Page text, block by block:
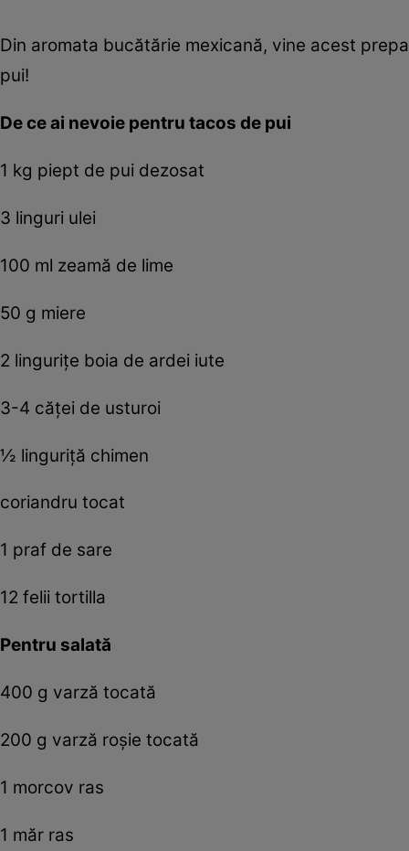
Din aromata bucătărie mexicană, vine acest
pui!
De ce ai nevoie pentru tacos de pui
1 kg piept de pui dezosat
3 linguri ulei
100 ml zeamă de lime
50 g miere
2 linguriţe boia de ardei iute
3-4 căţei de usturoi
½ linguriţă chimen
coriandru tocat
1 praf de sare
12 felii tortilla
Pentru salată
400 g varză tocată
200 g varză roşie tocată
1 morcov ras
1 măr ras